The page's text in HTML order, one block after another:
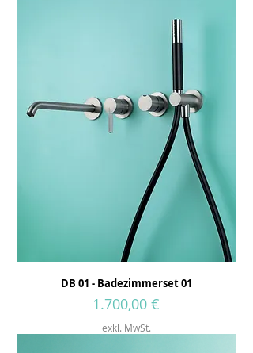
DB 01 - Badezimmerset 01
Preis
1.700,00 €
exkl. MwSt.